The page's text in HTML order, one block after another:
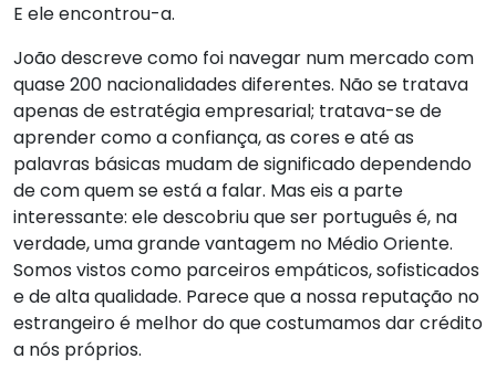
E ele encontrou-a.
João descreve como foi navegar num mercado com
quase 200 nacionalidades diferentes. Não se tratava
apenas de estratégia empresarial; tratava-se de
aprender como a confiança, as cores e até as
palavras básicas mudam de significado dependendo
de com quem se está a falar. Mas eis a parte
interessante: ele descobriu que ser português é, na
verdade, uma grande vantagem no Médio Oriente.
Somos vistos como parceiros empáticos, sofisticados
e de alta qualidade. Parece que a nossa reputação no
estrangeiro é melhor do que costumamos dar crédito
a nós próprios.